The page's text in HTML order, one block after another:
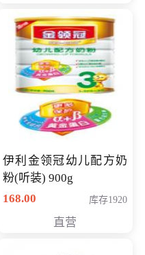
伊利金领冠幼儿配方奶
粉(听装) 900g
168.00
库存1920
直营